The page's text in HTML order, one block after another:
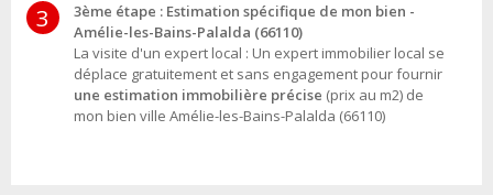
3
3ème étape : Estimation spécifique de mon bien -
Amélie-les-Bains-Palalda (66110)
La visite d'un expert local : Un expert immobilier local se
déplace gratuitement et sans engagement pour fournir
une estimation immobilière précise (prix au m2) de
mon bien ville Amélie-les-Bains-Palalda (66110)